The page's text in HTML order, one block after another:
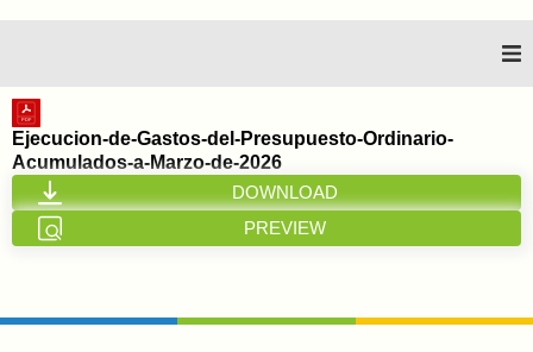
Inicio
Nosotros
Directorios
Ejecucion-de-Gastos-del-Presupuesto-Ordinario-
Acumulados-a-Marzo-de-2026
DOWNLOAD
PREVIEW